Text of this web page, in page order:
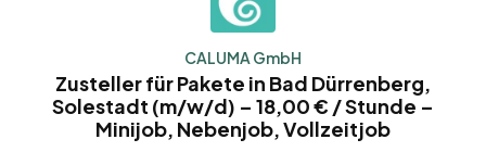
CALUMA GmbH
Zusteller für Pakete in Bad Dürrenberg,
Solestadt (m/w/d) – 18,00 € / Stunde –
Minijob, Nebenjob, Vollzeitjob